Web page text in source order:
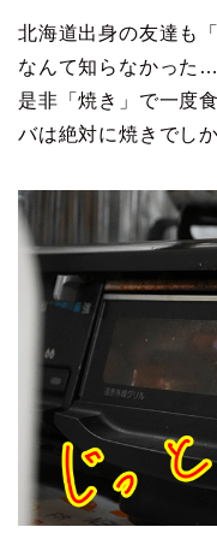
北海道出身の友達も
なんて知らなかった
是非「焼き」で一度
バは絶対に焼きでし